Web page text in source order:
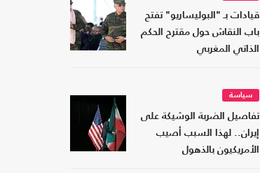
قيادات بـ "البوليساريو" تفتح
باب النقاش حول مقترح الحكم
الذاتي المغربي
سياسة
تفاصيل الضربة الوشيكة على
إيران.. لهذا السبب أصيب
الأمريكيون بالذهول